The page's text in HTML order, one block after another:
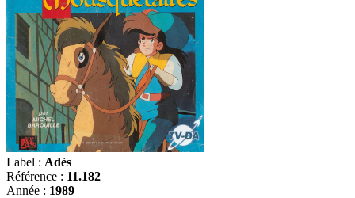
Label : Adès
Référence : 11.182
Année : 1989